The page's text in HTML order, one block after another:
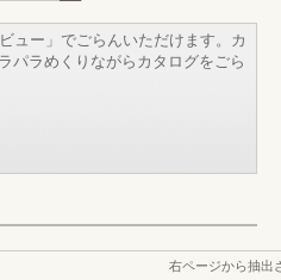
ュー」でごらんいただけます。カ
パラめくりながらカタログをごら
右ページから抽出